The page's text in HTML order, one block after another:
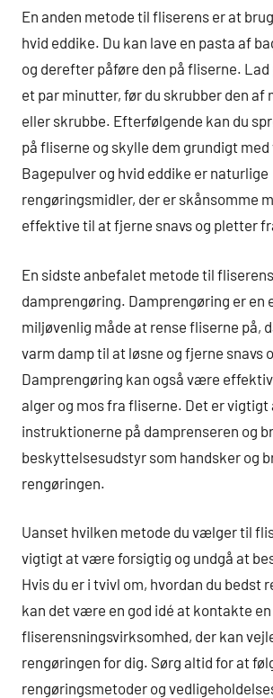
En anden metode til fliserens er at
hvid eddike. Du kan lave en pasta af
og derefter påføre den på fliserne. Lad
et par minutter, før du skrubber den af
eller skrubbe. Efterfølgende kan du
på fliserne og skylle dem grundigt med
Bagepulver og hvid eddike er naturlige
rengøringsmidler, der er skånsomme
effektive til at fjerne snavs og pletter
En sidste anbefalet metode til
damprengøring. Damprengøring er en
miljøvenlig måde at rense fliserne på,
varm damp til at løsne og fjerne snavs
Damprengøring kan også være
alger og mos fra fliserne. Det er vigtigt
instruktionerne på damprenseren og
beskyttelsesudstyr som handsker og
rengøringen.
Uanset hvilken metode du vælger til
vigtigt at være forsigtig og undgå at
Hvis du er i tvivl om, hvordan du bedst
kan det være en god idé at kontakte
fliserensningsvirksomhed, der kan
rengøringen for dig. Sørg altid for at
rengøringsmetoder og